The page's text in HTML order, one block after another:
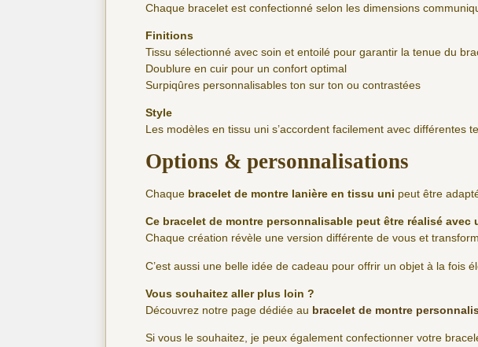
Chaque bracelet est confectionné selon les dimensions
Finitions
Tissu sélectionné avec soin et entoilé pour garantir la tenue du
Doublure en cuir pour un confort optimal
Surpiqûres personnalisables ton sur ton ou contrastées
Style
Les modèles en tissu uni s’accordent facilement avec
Options & personnalisations
Chaque bracelet de montre lanière en tissu uni peut être
Ce bracelet de montre personnalisable peut être réalisé
Chaque création révèle une version différente de vous et
C’est aussi une belle idée de cadeau pour offrir un objet à la fois
Vous souhaitez aller plus loin ?
Découvrez notre page dédiée au bracelet de montre
Si vous le souhaitez, je peux également confectionner votre